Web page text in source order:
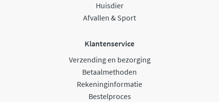
Huisdier
Afvallen & Sport
Klantenservice
Verzending en bezorging
Betaalmethoden
Rekeninginformatie
Bestelproces